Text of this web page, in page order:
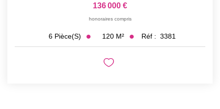
136 000 €
honoraires compris
6 Pièce(s) 120 M² Réf : 3381